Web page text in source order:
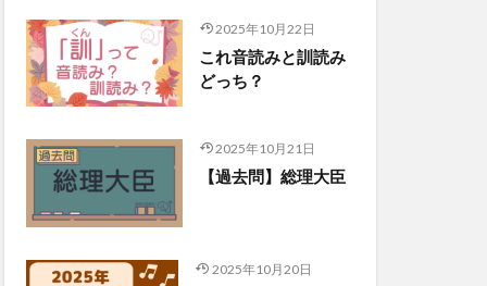
2025年10月22日
これ音読みと訓読み
どっち？
2025年10月21日
【過去問】総理大臣
2025年10月20日